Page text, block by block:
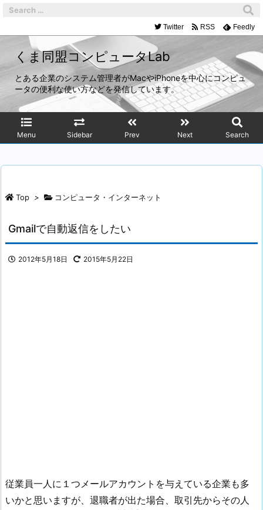
くま同盟コンピュータLab
とある企業のシステム管理者がMacやiPhoneを中心にコンピュ
ータの便利な使い方などを発信しています。
Menu Sidebar Prev Next Search
Twitter RSS Feedly
Top > コンピュータ・インターネット
Gmailで自動返信をしたい
2012年5月18日 2015年5月22日
従業員一人に１つメールアカウントを与えている企業も多
いかと思いますが、退職者が出た場合、取引先からその人